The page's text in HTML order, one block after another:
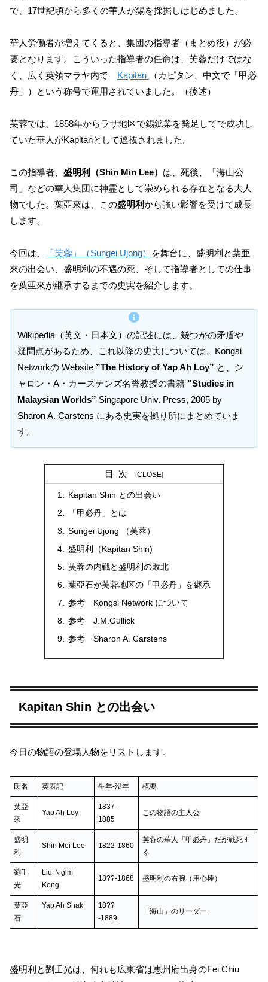
で、17世紀頃から多くの華人が錫を採掘しはじめました。
華人労働者が増えてくると、集団の指導者（まとめ役）が必
要となります。こういった指導者の任命は、芙蓉だけではな
く、広く英領マラヤ内で Kapitan
（カピタン、中文で「甲必
丹」）という称号で運用されていました。（後述）
芙蓉では、1858年からラサ地区で錫鉱業を発足してで成功し
ていた華人がKapitanとして選抜されました。
この指導者、 盛明利（Shin Min Lee） は、死後、「海山公
司」などの華人集団に神霊として崇められる存在となる大人
物でした。葉亞來は、この盛明利から強い影響を受けて成長
します。
今回は、 「芙蓉」（Sungei Ujong）
を舞台に、盛明利と葉亜
來の出会い、盛明利の不遇の死、そして指導者としての仕事
を葉亜來が継承するまでの史実を紹介します。
Wikipedia（英文・日本文）の記述には、幾つかの矛盾や
疑問点があるため、これ以降の史実については、Kongsi
Networkの Website ”The History of Yap Ah Loy” と、シ
ャロン・A・カーステンズ名誉教授の書籍 ”Studies in
Malaysian Worlds” Singapore Univ. Press, 2005 by
Sharon A. Carstens にある史実を拠り所にまとめていま
す。
目次
Kapitan Shin との出会い
「甲必丹」とは
Sungei Ujong （芙蓉）
盛明利（Kapitan Shin)
芙蓉の内戦と盛明利の敗北
葉亞石が芙蓉地区の「甲必丹」を継承
参考 Kongsi Network について
参考 J.M.Gullick
参考 Sharon A. Carstens
Kapitan Shin との出会い
今日の物語の登場人物をリストします。
氏名 英表記 生年-没年 概要
葉亞
來
Yap Ah Loy
1837-
1885
この物語の主人公
盛明
利
Shin Mei Lee 1822-1860
芙蓉の華人「甲必丹」だが戦死す
る
劉壬
光
Liu Ｎgim
Kong
18??-1868 盛明利の右腕（用心棒）
葉亞
石
Yap Ah Shak
18??
-1889
「海山」のリーダー
盛明利と劉壬光は、何れも広東省は恵州府出身のFei Chiu